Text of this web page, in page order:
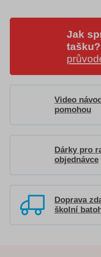
Jak
tašku?
Video
pomohou
Dárky pro
objednávce
Doprava
školní